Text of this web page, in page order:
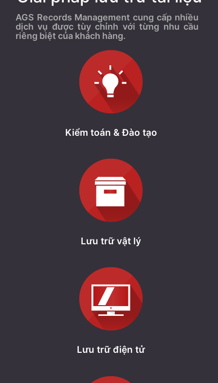
AGS Records Management cung cấp nhiều
dịch vụ được tùy chỉnh với từng nhu cầu
riêng biệt của khách hàng.
Kiểm toán & Đào tạo
Lưu trữ vật lý
Lưu trữ điện tử